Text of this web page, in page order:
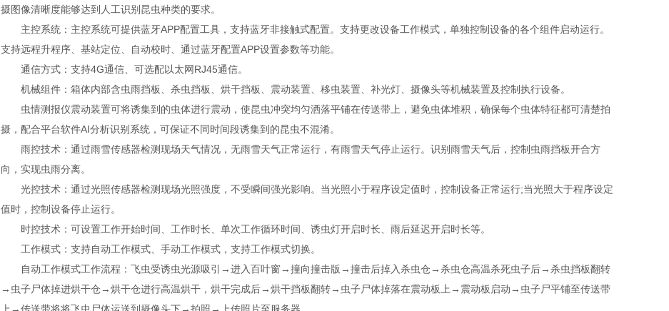
摄图像清晰度能够达到人工识别昆虫种类的要求。
主控系统：主控系统可提供蓝牙APP配置工具，支持蓝牙非接触式配置。支持更改设备工作模式，单独控制设备的各个组件启动运行。
支持远程升程序、基站定位、自动校时、通过蓝牙配置APP设置参数等功能。
通信方式：支持4G通信、可选配以太网RJ45通信。
机械组件：箱体内部含虫雨挡板、杀虫挡板、烘干挡板、震动装置、移虫装置、补光灯、摄像头等机械装置及控制执行设备。
虫情测报仪震动装置可将诱集到的虫体进行震动，使昆虫冲突均匀洒落平铺在传送带上，避免虫体堆积，确保每个虫体特征都可清楚拍
摄，配合平台软件AI分析识别系统，可保证不同时间段诱集到的昆虫不混淆。
雨控技术：通过雨雪传感器检测现场天气情况，无雨雪天气正常运行，有雨雪天气停止运行。识别雨雪天气后，控制虫雨挡板开合方
向，实现虫雨分离。
光控技术：通过光照传感器检测现场光照强度，不受瞬间强光影响。当光照小于程序设定值时，控制设备正常运行;当光照大于程序设定
值时，控制设备停止运行。
时控技术：可设置工作开始时间、工作时长、单次工作循环时间、诱虫灯开启时长、雨后延迟开启时长等。
工作模式：支持自动工作模式、手动工作模式，支持工作模式切换。
自动工作模式工作流程：飞虫受诱虫光源吸引→进入百叶窗→撞向撞击版→撞击后掉入杀虫仓→杀虫仓高温杀死虫子后→杀虫挡板翻转
→虫子尸体掉进烘干仓→烘干仓进行高温烘干，烘干完成后→烘干挡板翻转→虫子尸体掉落在震动板上→震动板启动→虫子尸平铺至传送带